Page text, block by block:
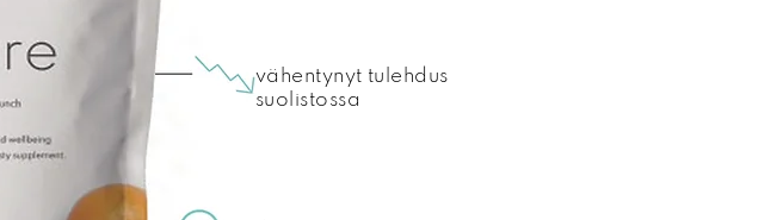
vähentynyt tulehdus
suolistossa